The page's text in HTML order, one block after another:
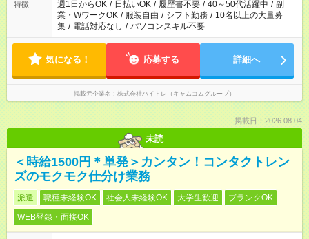
特徴 週1日からOK / 日払いOK / 履歴書不要 / 40～50代活躍中 / 副
業・WワークOK / 服装自由 / シフト勤務 / 10名以上の大量募
集 / 電話対応なし / パソコンスキル不要
気になる！ 応募する 詳細へ
掲載元企業名 株式会社バイトレ（キャムコムグループ）
掲載日：2026.08.04
未読
＜時給1500円＊単発＞カンタン！コンタクトレン
ズのモクモク仕分け業務
派遣 職種未経験OK 社会人未経験OK 大学生歓迎
ブランクOK
WEB登録・面接OK